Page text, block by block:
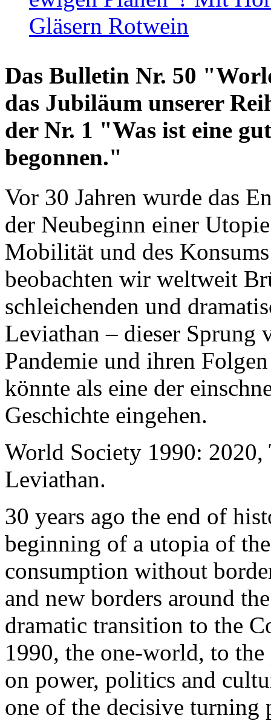
Gläsern Rotwein
Das Bulletin Nr. 50
das Jubiläum unserer
der Nr. 1 "Was ist eine
begonnen."
Vor 30 Jahren wurde das
der Neubeginn einer
Mobilität und des
beobachten wir weltweit
schleichenden und
Leviathan – dieser Sprung
Pandemie und ihren
könnte als eine der
Geschichte eingehen.
World Society 1990: 2020,
Leviathan.
30 years ago the end of
beginning of a utopia of
consumption without
and new borders around
dramatic transition to the
1990, the one-world, to the
on power, politics and
one of the decisive turning